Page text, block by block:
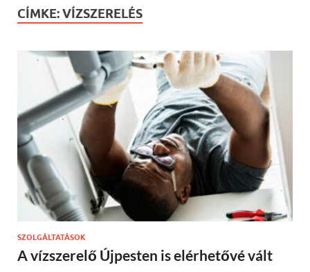
CÍMKE:VÍZSZERELÉS
SZOLGÁLTATÁSOK
A vízszerelő Újpesten is elérhetővé vált